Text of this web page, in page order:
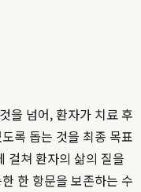
을 넘어, 환자가 치료 후
록 돕는 것을 최종 목표
걸쳐 환자의 삶의 질을
한 항문을 보존하는 수